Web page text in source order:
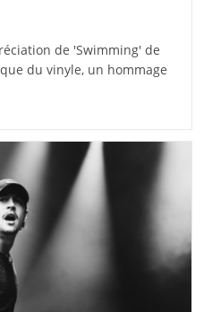
de 'Swimming' de
du vinyle, un hommage